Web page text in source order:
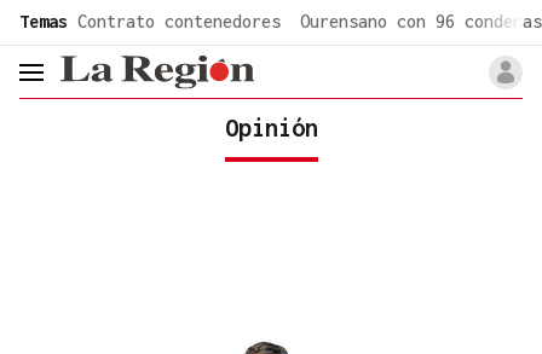
Temas Contrato contenedores Ourensano con 96 condenas
header.menu.open
Opinión